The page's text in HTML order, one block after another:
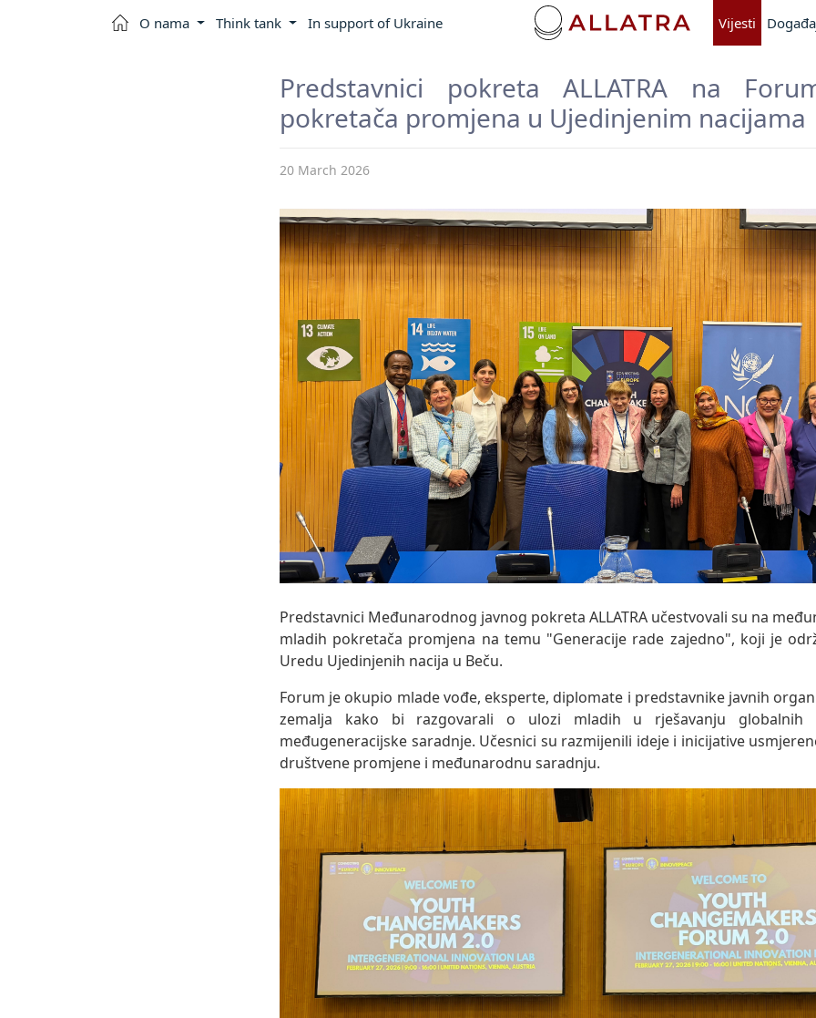
O nama Think tank In support of Ukraine Vijesti
Predstavnici pokreta ALLATRA na
pokretača promjena u Ujedinjenim nacijama
20 March 2026
Predstavnici Međunarodnog javnog pokreta ALLATRA učestvovali su na
mladih pokretača promjena na temu "Generacije rade zajedno", koji je
Uredu Ujedinjenih nacija u Beču.
Forum je okupio mlade vođe, eksperte, diplomate i predstavnike javnih
zemalja kako bi razgovarali o ulozi mladih u rješavanju globalnih
međugeneracijske saradnje. Učesnici su razmijenili ideje i inicijative
društvene promjene i međunarodnu saradnju.